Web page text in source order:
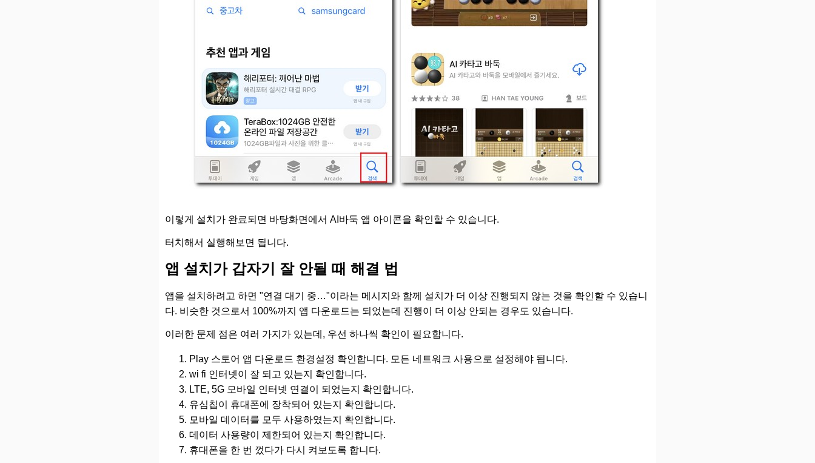
이렇게 설치가 완료되면 바탕화면에서 AI바둑 앱 아이콘을 확인할 수 있습니다.
터치해서 실행해보면 됩니다.
앱 설치가 갑자기 잘 안될 때 해결 법
앱을 설치하려고 하면 "연결 대기 중…"이라는 메시지와 함께 설치가 더 이상 진행되지 않는 것을 확인할 수 있습니
다. 비슷한 것으로서 100%까지 앱 다운로드는 되었는데 진행이 더 이상 안되는 경우도 있습니다.
이러한 문제 점은 여러 가지가 있는데, 우선 하나씩 확인이 필요합니다.
Play 스토어 앱 다운로드 환경설정 확인합니다. 모든 네트워크 사용으로 설정해야 됩니다.
wi fi 인터넷이 잘 되고 있는지 확인합니다.
LTE, 5G 모바일 인터넷 연결이 되었는지 확인합니다.
유심칩이 휴대폰에 장착되어 있는지 확인합니다.
모바일 데이터를 모두 사용하였는지 확인합니다.
데이터 사용량이 제한되어 있는지 확인합니다.
휴대폰을 한 번 껐다가 다시 켜보도록 합니다.